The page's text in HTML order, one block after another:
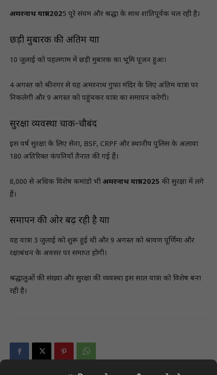
अमरनाथ यात्रा 2025 पूरे संयम और श्रद्धा के साथ शांतिपूर्वक चल रही है।
छड़ी मुबारक की अंतिम यात्रा
10 जुलाई को पहलगाम में छड़ी मुबारक का भूमि पूजन हुआ।
4 अगस्त को श्रीनगर से यह अमरनाथ गुफा मंदिर के लिए अंतिम यात्रा पर
निकलेगी और 9 अगस्त को पहुंचकर यात्रा का समापन करेगी।
सुरक्षा व्यवस्था चाक-चौबंद
इस वर्ष सुरक्षा के लिए सेना, BSF, CRPF और स्थानीय पुलिस के अलावा
180 अतिरिक्त कंपनियाँ तैनात की गई हैं।
8,000 से अधिक विशेष कमांडो भी अमरनाथ यात्रा 2025 की सुरक्षा में लगे
हैं।
समापन की ओर बढ़ रही है यात्रा
यह यात्रा 3 जुलाई को शुरू हुई थी और 9 अगस्त को श्रावण पूर्णिमा और
रक्षाबंधन के अवसर पर समाप्त होगी।
श्रद्धालुओं की संख्या और सुरक्षा की व्यवस्था इस साल यात्रा को विशेष बना
रही है।